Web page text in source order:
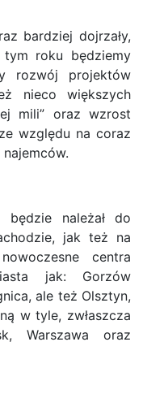
bardziej dojrzały,
roku będziemy
rozwój projektów
nieco większych
mili” oraz wzrost
względu na coraz
będzie należał do
jak też na
centra
jak: Gorzów
ale też Olsztyn,
w tyle, zwłaszcza
Warszawa oraz